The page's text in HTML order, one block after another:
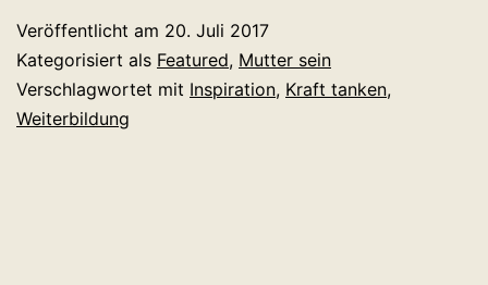
Veröffentlicht am 20. Juli 2017
Kategorisiert als Featured, Mutter sein
Verschlagwortet mit Inspiration, Kraft tanken,
Weiterbildung